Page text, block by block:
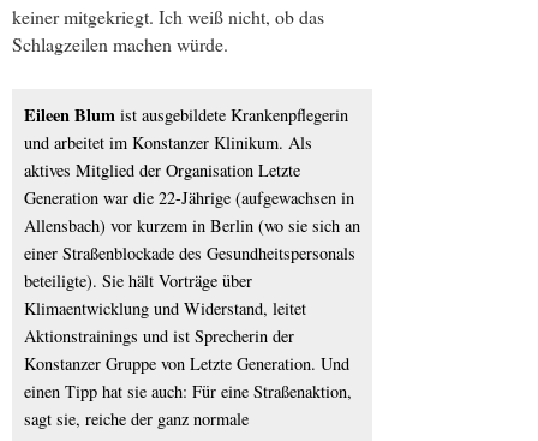
keiner mitgekriegt. Ich weiß nicht, ob das
Schlagzeilen machen würde.
Eileen Blum ist ausgebildete Krankenpflegerin
und arbeitet im Konstanzer Klinikum. Als
aktives Mitglied der Organisation Letzte
Generation war die 22-Jährige (aufgewachsen in
Allensbach) vor kurzem in Berlin (wo sie sich an
einer Straßenblockade des Gesundheitspersonals
beteiligte). Sie hält Vorträge über
Klimaentwicklung und Widerstand, leitet
Aktionstrainings und ist Sprecherin der
Konstanzer Gruppe von Letzte Generation. Und
einen Tipp hat sie auch: Für eine Straßenaktion,
sagt sie, reiche der ganz normale